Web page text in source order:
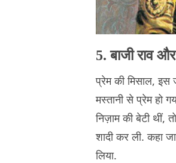
5. बाजी राव
प्रेम की मिसाल, इस
मस्तानी से प्रेम हो
निज़ाम की बेटी थीं,
शादी कर ली. कहा
लिया.